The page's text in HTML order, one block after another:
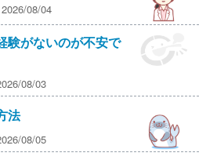
2026/08/04
験がないのが不安で
08/03
法
08/05